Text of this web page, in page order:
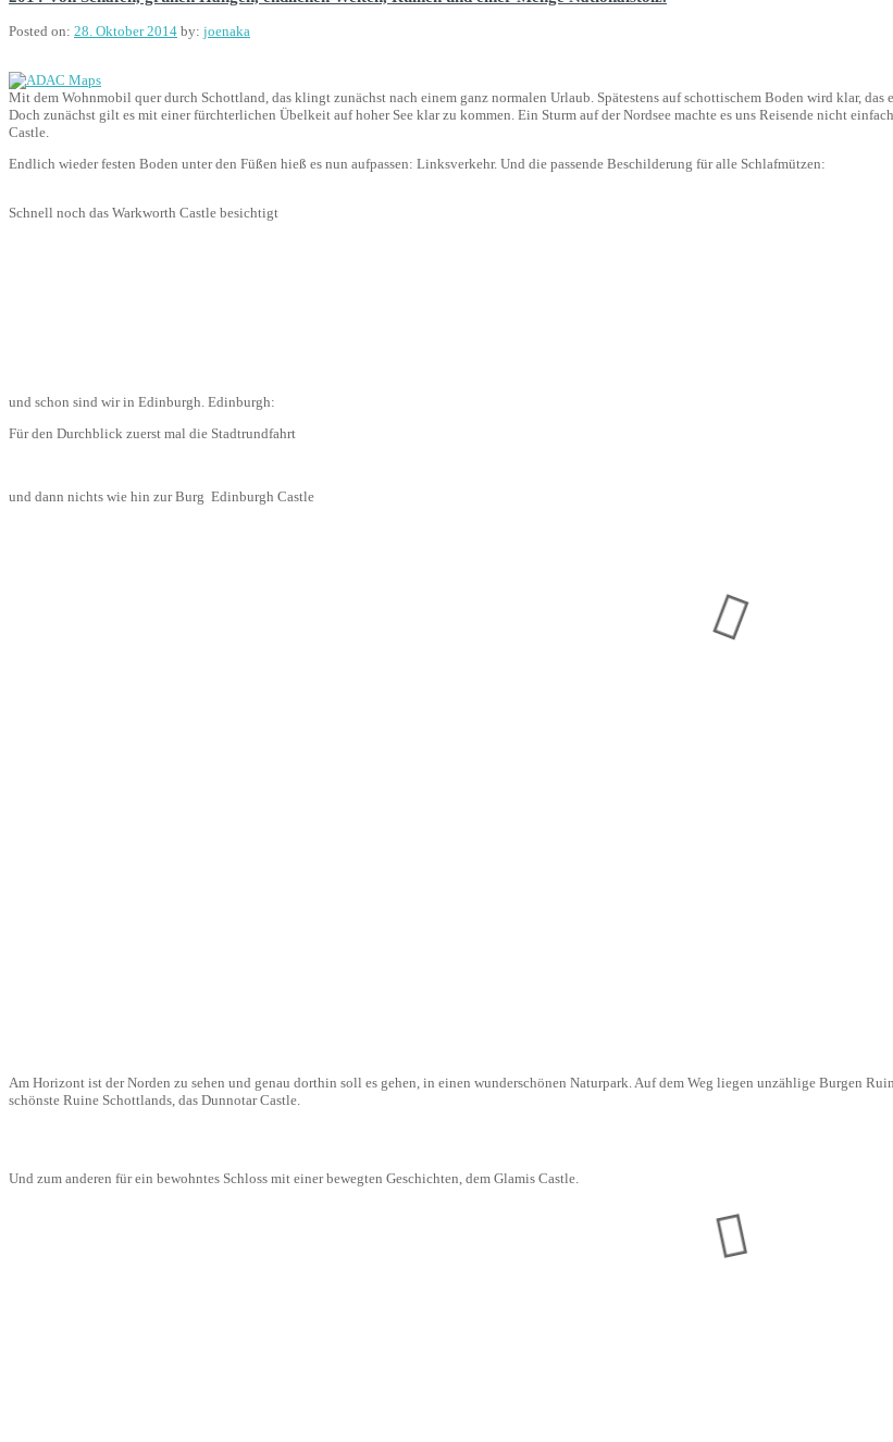
Posted on: 28. Oktober 2014 by: joenaka
Mit dem Wohnmobil quer durch Schottland, das klingt zunächst nach einem ganz normalen Urlaub. Spätestens auf schottischem Boden wird klar,
Doch zunächst gilt es mit einer fürchterlichen Übelkeit auf hoher See klar zu kommen. Ein Sturm auf der Nordsee machte es uns Reisende nicht
Castle.
Endlich wieder festen Boden unter den Füßen hieß es nun aufpassen: Linksverkehr. Und die passende Beschilderung für alle Schlafmützen:
Schnell noch das Warkworth Castle besichtigt
und schon sind wir in Edinburgh. Edinburgh:
Für den Durchblick zuerst mal die Stadtrundfahrt
und dann nichts wie hin zur Burg Edinburgh Castle
Am Horizont ist der Norden zu sehen und genau dorthin soll es gehen, in einen wunderschönen Naturpark. Auf dem Weg liegen unzählige Burgen
schönste Ruine Schottlands, das Dunnotar Castle.
Und zum anderen für ein bewohntes Schloss mit einer bewegten Geschichten, dem Glamis Castle.